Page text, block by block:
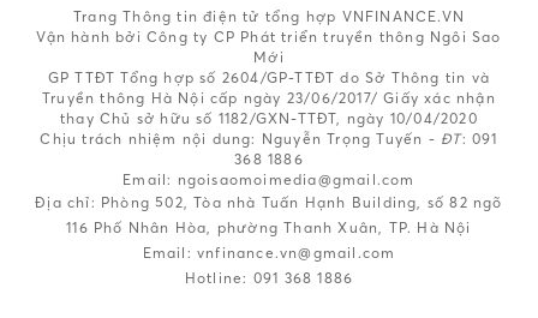
Trang Thông tin điện tử tổng hợp VNFINANCE.VN
Vận hành bởi Công ty CP Phát triển truyền thông Ngôi Sao
Mới
GP TTĐT Tổng hợp số 2604/GP-TTĐT do Sở Thông tin và
Truyền thông Hà Nội cấp ngày 23/06/2017/ Giấy xác nhận
thay Chủ sở hữu số 1182/GXN-TTĐT, ngày 10/04/2020
Chịu trách nhiệm nội dung: Nguyễn Trọng Tuyến - ĐT: 091
368 1886
Email: ngoisaomoimedia@gmail.com
Địa chỉ: Phòng 502, Tòa nhà Tuấn Hạnh Building, số 82 ngõ
116 Phố Nhân Hòa, phường Thanh Xuân, TP. Hà Nội
Email: vnfinance.vn@gmail.com
Hotline: 091 368 1886